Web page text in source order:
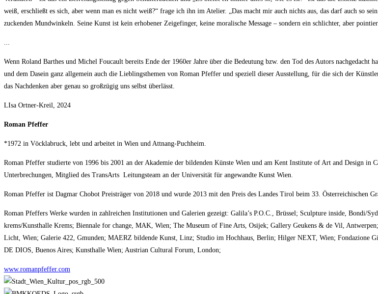
weiß, erschließt es sich, aber wenn man es nicht weiß?“ frage ich ihn im Atelier. „Das macht mir auch nichts aus, das darf auch so
zuckenden Mundwinkeln. Seine Kunst ist kein erhobener Zeigefinger, keine moralische Message – sondern ein schlichter, aber
Wenn Roland Barthes und Michel Foucault bereits Ende der 1960er Jahre über die Bedeutung bzw. den Tod des Autors nachgedacht
und dem Dasein ganz allgemein auch die Lieblingsthemen von Roman Pfeffer und speziell dieser Ausstellung, für die sich der
das Nachdenken aber genau so großzügig uns selbst überlässt.
LIsa Ortner-Kreil, 2024
Roman Pfeffer
*1972 in Vöcklabruck, lebt und arbeitet in Wien und Attnang-Puchheim.
Roman Pfeffer studierte von 1996 bis 2001 an der Akademie der bildenden Künste Wien und am Kent Institute of Art and Design in
Unterbrechungen, Mitglied des TransArts Leitungsteam an der Universität für angewandte Kunst Wien.
Roman Pfeffer ist Dagmar Chobot Preisträger von 2018 und wurde 2013 mit den Preis des Landes Tirol beim 33. Österreichischen
Roman Pfeffers Werke wurden in zahlreichen Institutionen und Galerien gezeigt: Galila’s P.O.C., Brüssel; Sculpture inside, Bondi/
krems/Kunsthalle Krems; Biennale for change, MAK, Wien; The Museum of Fine Arts, Osijek; Gallery Geukens & de Vil,
Licht, Wien; Galerie 422, Gmunden; MAERZ bildende Kunst, Linz; Studio im Hochhaus, Berlin; Hilger NEXT, Wien; Fondazione
DE DIOS, Buenos Aires; Kunsthalle Wien; Austrian Cultural Forum, London;
www.romanpfeffer.com